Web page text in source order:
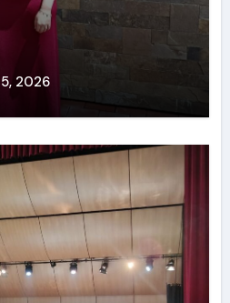
2026